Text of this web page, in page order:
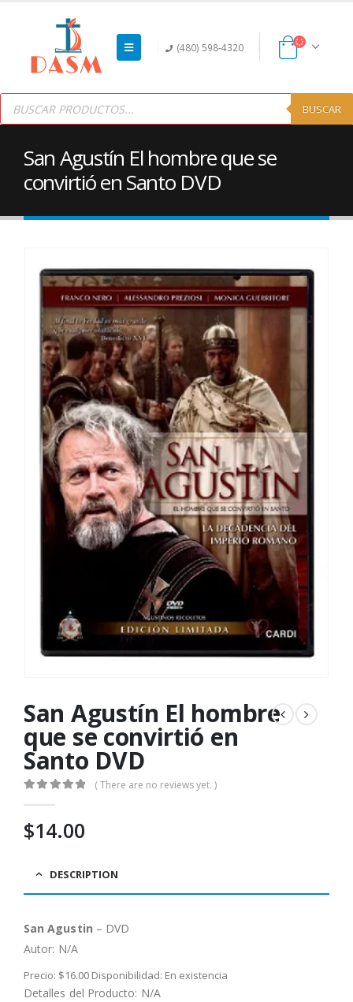
(480) 598-4320
Products
search BUSCAR
San Agustín El hombre que se
convirtió en Santo DVD
San Agustín El hombre
que se convirtió en
Santo DVD
( There are no reviews yet. )
$14.00
DESCRIPTION
San Agustin – DVD
Autor: N/A
Precio: $16.00 Disponibilidad: En existencia
Detalles del Producto: N/A